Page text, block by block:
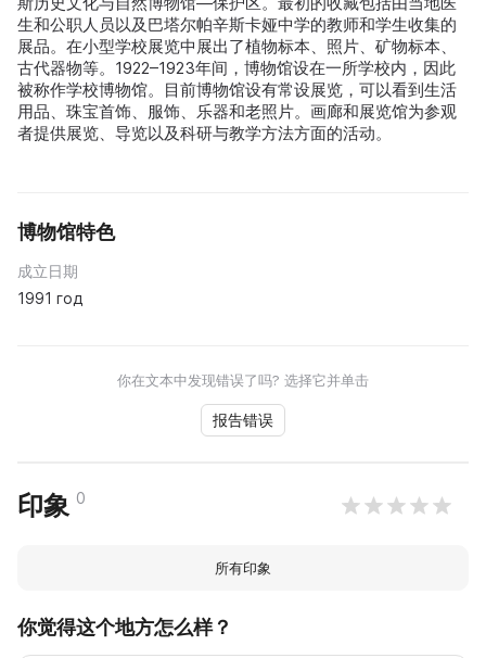
生和公职人员以及巴塔尔帕辛斯卡娅中学的教师和学生收集的
展品。在小型学校展览中展出了植物标本、照片、矿物标本、
古代器物等。1922–1923年间，博物馆设在一所学校内，因此
被称作学校博物馆。目前博物馆设有常设展览，可以看到生活
用品、珠宝首饰、服饰、乐器和老照片。画廊和展览馆为参观
者提供展览、导览以及科研与教学方法方面的活动。
博物馆特色
成立日期
1991 год
你在文本中发现错误了吗? 选择它并单击
报告错误
印象 0
所有印象
你觉得这个地方怎么样？